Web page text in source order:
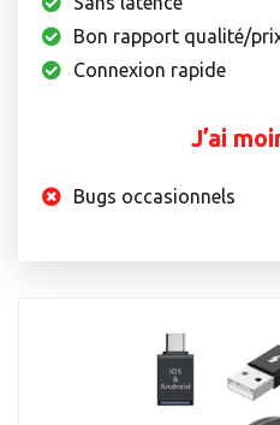
Bon rapport qualité/
Connexion rapide
J’ai
Bugs occasionnels